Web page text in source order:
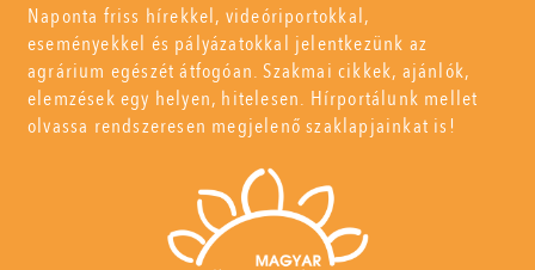
Naponta friss hírekkel, videóriportokkal,
eseményekkel és pályázatokkal jelentkezünk az
agrárium egészét átfogóan. Szakmai cikkek, ajánlók,
elemzések egy helyen, hitelesen. Hírportálunk mellet
olvassa rendszeresen megjelenő szaklapjainkat is!